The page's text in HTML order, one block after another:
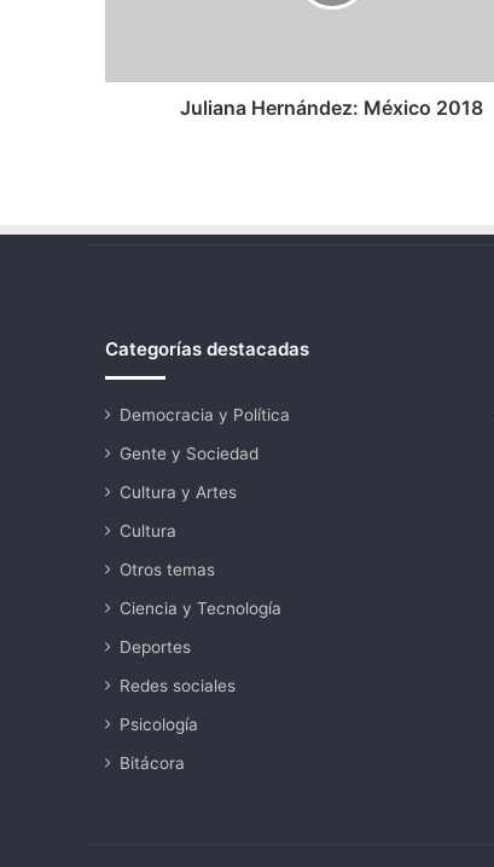
Juliana Hernández: México 2018
Categorías destacadas
Democracia y Política
Gente y Sociedad
Cultura y Artes
Cultura
Otros temas
Ciencia y Tecnología
Deportes
Redes sociales
Psicología
Bitácora